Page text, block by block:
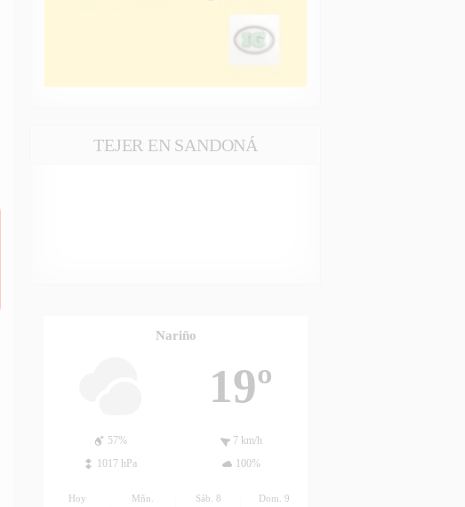
TEJER EN SANDONÁ
Nariño
19º
57%
7 km/h
1017 hPa
100%
Hoy
Mñn.
Sáb. 8
Dom. 9